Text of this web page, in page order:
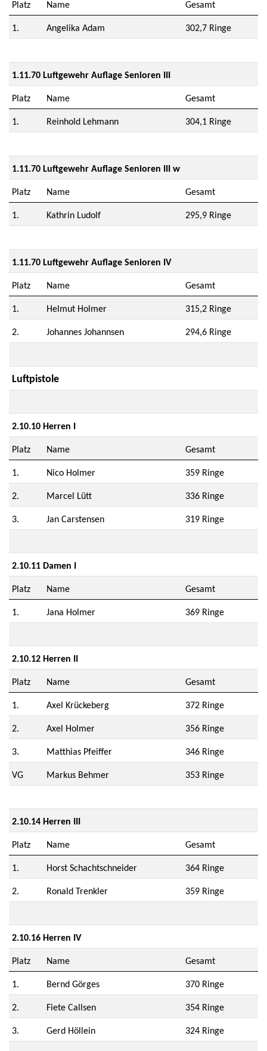
Platz Name Gesamt
1. Angelika Adam 302,7 Ringe
1.11.70 Luftgewehr Auflage Senioren III
Platz Name Gesamt
1. Reinhold Lehmann 304,1 Ringe
1.11.70 Luftgewehr Auflage Senioren III w
Platz Name Gesamt
1. Kathrin Ludolf 295,9 Ringe
1.11.70 Luftgewehr Auflage Senioren IV
Platz Name Gesamt
1. Helmut Holmer 315,2 Ringe
2. Johannes Johannsen 294,6 Ringe
Luftpistole
2.10.10 Herren I
Platz Name Gesamt
1. Nico Holmer 359 Ringe
2. Marcel Lütt 336 Ringe
3. Jan Carstensen 319 Ringe
2.10.11 Damen I
Platz Name Gesamt
1. Jana Holmer 369 Ringe
2.10.12 Herren II
Platz Name Gesamt
1. Axel Krückeberg 372 Ringe
2. Axel Holmer 356 Ringe
3. Matthias Pfeiffer 346 Ringe
VG Markus Behmer 353 Ringe
2.10.14 Herren III
Platz Name Gesamt
1. Horst Schachtschneider 364 Ringe
2. Ronald Trenkler 359 Ringe
2.10.16 Herren IV
Platz Name Gesamt
1. Bernd Görges 370 Ringe
2. Fiete Callsen 354 Ringe
3. Gerd Höllein 324 Ringe